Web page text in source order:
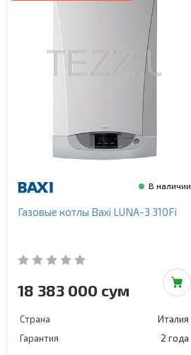
В наличии
Газовые котлы Baxi LUNA-3 310Fi
18 383 000 сум
Страна
Италия
Гарантия
2 года